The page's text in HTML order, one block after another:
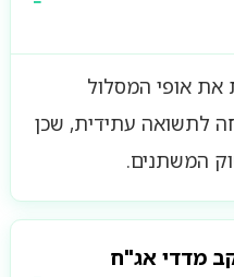
אופי המסלול
לתשואה עתידית, שכן
המשתנים.
מדדי אג"ח